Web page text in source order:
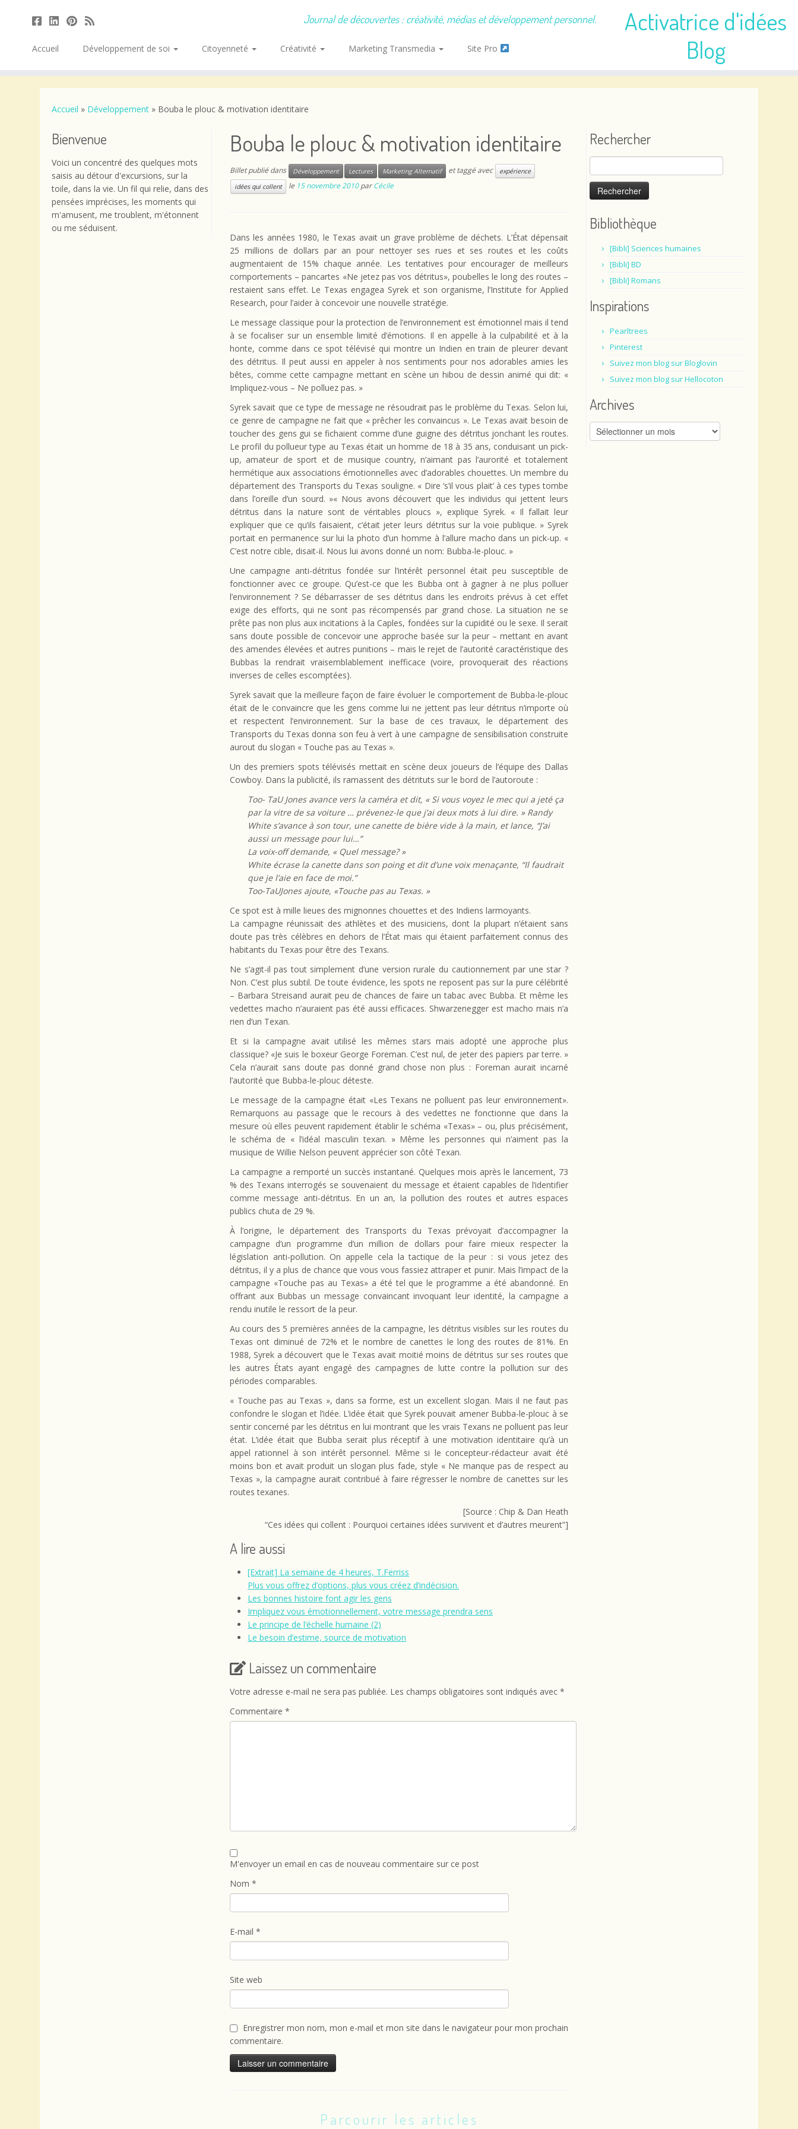
Activatrice d'idées
Blog
Journal de découvertes : créativité, médias et développement personnel.
Accueil Développement de soi Citoyenneté Créativité Marketing Transmedia Site Pro
Accueil » Développement » Bouba le plouc & motivation identitaire
Bienvenue
Voici un concentré des quelques mots
saisis au détour d'excursions, sur la
toile, dans la vie. Un fil qui relie, dans des
pensées imprécises, les moments qui
m'amusent, me troublent, m'étonnent
ou me séduisent.
Bouba le plouc & motivation identitaire
Billet publié dans Développement Lectures Marketing Alternatif et taggé avec
expérience
idées qui collent
le 15 novembre 2010 parCécile
Dans les années 1980, le Texas avait un grave problème de déchets. L’État dépensait
25 millions de dollars par an pour nettoyer ses rues et ses routes et les coûts
augmentaient de 15% chaque année. Les tentatives pour encourager de meilleurs
comportements – pancartes «Ne jetez pas vos détritus», poubelles le long des routes –
restaient sans effet. Le Texas engagea Syrek et son organisme, l’Institute for Applied
Research, pour l’aider à concevoir une nouvelle stratégie.
Le message classique pour la protection de l’environnement est émotionnel mais il tend
à se focaliser sur un ensemble limité d’émotions. Il en appelle à la culpabilité et à la
honte, comme dans ce spot télévisé qui montre un Indien en train de pleurer devant
des détritus. Il peut aussi en appeler à nos sentiments pour nos adorables amies les
bêtes, comme cette campagne mettant en scène un hibou de dessin animé qui dit: «
Impliquez-vous – Ne polluez pas. »
Syrek savait que ce type de message ne résoudrait pas le problème du Texas. Selon lui,
ce genre de campagne ne fait que « prêcher les convaincus ». Le Texas avait besoin de
toucher des gens gui se fichaient comme d’une guigne des détritus jonchant les routes.
Le profil du pollueur type au Texas était un homme de 18 à 35 ans, conduisant un pick-
up, amateur de sport et de musique country, n’aimant pas l’aurorité et totalement
hermétique aux associations émotionnelles avec d’adorables chouettes. Un membre du
département des Transports du Texas souligne. « Dire ‘s’il vous plait’ à ces types tombe
dans l’oreille d’un sourd. »« Nous avons découvert que les individus qui jettent leurs
détritus dans la nature sont de véritables ploucs », explique Syrek. « Il fallait leur
expliquer que ce qu’ils faisaient, c’était jeter leurs détritus sur la voie publique. » Syrek
portait en permanence sur lui la photo d’un homme à l’allure macho dans un pick-up. «
C’est notre cible, disait-il. Nous lui avons donné un nom: Bubba-le-plouc. »
Une campagne anti-détritus fondée sur l’intérêt personnel était peu susceptible de
fonctionner avec ce groupe. Qu’est-ce que les Bubba ont à gagner à ne plus polluer
l’environnement ? Se débarrasser de ses détritus dans les endroits prévus à cet effet
exige des efforts, qui ne sont pas récompensés par grand chose. La situation ne se
prête pas non plus aux incitations à la Caples, fondées sur la cupidité ou le sexe. Il serait
sans doute possible de concevoir une approche basée sur la peur – mettant en avant
des amendes élevées et autres punitions – mais le rejet de l’autorité caractéristique des
Bubbas la rendrait vraisemblablement inefficace (voire, provoquerait des réactions
inverses de celles escomptées).
Syrek savait que la meilleure façon de faire évoluer le comportement de Bubba-le-plouc
était de le convaincre que les gens comme lui ne jettent pas leur détritus n’importe où
et respectent l’environnement. Sur la base de ces travaux, le département des
Transports du Texas donna son feu à vert à une campagne de sensibilisation construite
aurout du slogan « Touche pas au Texas ».
Un des premiers spots télévisés mettait en scène deux joueurs de l’équipe des Dallas
Cowboy. Dans la publicité, ils ramassent des détrituts sur le bord de l’autoroute :
Too- TaU Jones avance vers la caméra et dit, « Si vous voyez le mec qui a jeté ça
par la vitre de sa voiture … prévenez-le que j’ai deux mots à lui dire. » Randy
White s’avance à son tour, une canette de bière vide à la main, et lance, “J’ai
aussi un message pour lui…”
La voix-off demande, « Quel message? »
White écrase la canette dans son poing et dit d’une voix menaçante, “Il faudrait
que je l’aie en face de moi.”
Too-TaUJones ajoute, «Touche pas au Texas. »
Ce spot est à mille lieues des mignonnes chouettes et des Indiens larmoyants.
La campagne réunissait des athlètes et des musiciens, dont la plupart n’étaient sans
doute pas très célèbres en dehors de l’État mais qui étaient parfaitement connus des
habitants du Texas pour être des Texans.
Ne s’agit-il pas tout simplement d’une version rurale du cautionnement par une star ?
Non. C’est plus subtil. De toute évidence, les spots ne reposent pas sur la pure célébrité
– Barbara Streisand aurait peu de chances de faire un tabac avec Bubba. Et même les
vedettes macho n’auraient pas été aussi efficaces. Shwarzenegger est macho mais n’a
rien d’un Texan.
Et si la campagne avait utilisé les mêmes stars mais adopté une approche plus
classique? «Je suis le boxeur George Foreman. C’est nul, de jeter des papiers par terre. »
Cela n’aurait sans doute pas donné grand chose non plus : Foreman aurait incarné
l’autorité que Bubba-le-plouc déteste.
Le message de la campagne était «Les Texans ne polluent pas leur environnement».
Remarquons au passage que le recours à des vedettes ne fonctionne que dans la
mesure où elles peuvent rapidement établir le schéma «Texas» – ou, plus précisément,
le schéma de « l’idéal masculin texan. » Même les personnes qui n’aiment pas la
musique de Willie Nelson peuvent apprécier son côté Texan.
La campagne a remporté un succès instantané. Quelques mois après le lancement, 73
% des Texans interrogés se souvenaient du message et étaient capables de l’identifier
comme message anti-détritus. En un an, la pollution des routes et autres espaces
publics chuta de 29 %.
À l’origine, le département des Transports du Texas prévoyait d’accompagner la
campagne d’un programme d’un million de dollars pour faire mieux respecter la
législation anti-pollution. On appelle cela la tactique de la peur : si vous jetez des
détritus, il y a plus de chance que vous vous fassiez attraper et punir. Mais l’impact de la
campagne «Touche pas au Texas» a été tel que le programme a été abandonné. En
offrant aux Bubbas un message convaincant invoquant leur identité, la campagne a
rendu inutile le ressort de la peur.
Au cours des 5 premières années de la campagne, les détritus visibles sur les routes du
Texas ont diminué de 72% et le nombre de canettes le long des routes de 81%. En
1988, Syrek a découvert que le Texas avait moitié moins de détritus sur ses routes que
les autres États ayant engagé des campagnes de lutte contre la pollution sur des
périodes comparables.
« Touche pas au Texas », dans sa forme, est un excellent slogan. Mais il ne faut pas
confondre le slogan et l’idée. L’idée était que Syrek pouvait amener Bubba-le-plouc à se
sentir concerné par les détritus en lui montrant que les vrais Texans ne polluent pas leur
état. L’idée était que Bubba serait plus réceptif à une motivation identitaire qu’à un
appel rationnel à son intérêt personnel. Même si le concepteur-rédacteur avait été
moins bon et avait produit un slogan plus fade, style « Ne manque pas de respect au
Texas », la campagne aurait contribué à faire régresser le nombre de canettes sur les
routes texanes.
[Source : Chip & Dan Heath
“Ces idées qui collent : Pourquoi certaines idées survivent et d’autres meurent”]
A lire aussi
[Extrait] La semaine de 4 heures, T.Ferriss
Plus vous offrez d’options, plus vous créez d’indécision.
Les bonnes histoire font agir les gens
Impliquez vous émotionnellement, votre message prendra sens
Le principe de l’échelle humaine (2)
Le besoin d’estime, source de motivation
Laissez un commentaire
Votre adresse e-mail ne sera pas publiée. Les champs obligatoires sont indiqués avec *
Commentaire *
M'envoyer un email en cas de nouveau commentaire sur ce post
Nom *
E-mail *
Site web
Enregistrer mon nom, mon e-mail et mon site dans le navigateur pour mon prochain
commentaire.
Parcourir les articles
Rechercher
Rechercher :
Bibliothèque
[Bibli] Sciences humaines
[Bibli] BD
[Bibli] Romans
Inspirations
Pearltrees
Pinterest
Suivez mon blog sur Bloglovin
Suivez mon blog sur Hellocoton
Archives
Archives